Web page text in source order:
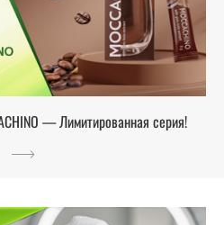
— Лимитированная серия!